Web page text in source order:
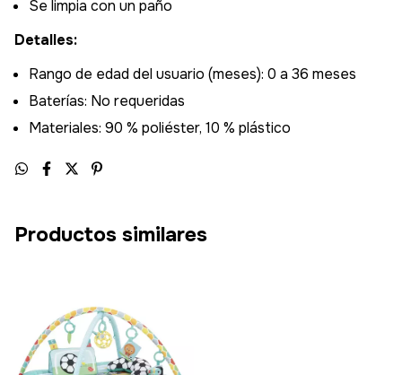
Se limpia con un paño
Detalles:
Rango de edad del usuario (meses): 0 a 36 meses
Baterías: No requeridas
Materiales: 90 % poliéster, 10 % plástico
Productos similares